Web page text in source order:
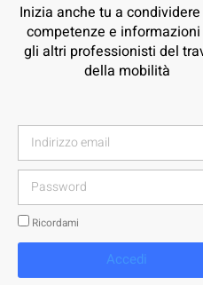
Inizia anche tu a
competenze e informazioni
gli altri professionisti del
della mobilità
Ricordami
Accedi